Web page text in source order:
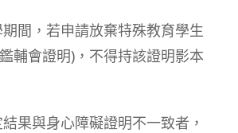
間，若申請放棄特殊教育學生
輔會證明)，不得持該證明影本
果與身心障礙證明不一致者，